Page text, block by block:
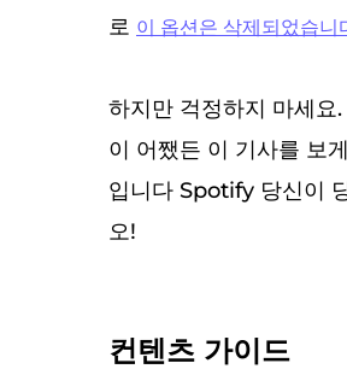
로 이 옵션은 삭제되었습니
하지만 걱정하지 마세요
이 어쨌든 이 기사를 보
입니다 Spotify 당신이
오!
컨텐츠 가이드